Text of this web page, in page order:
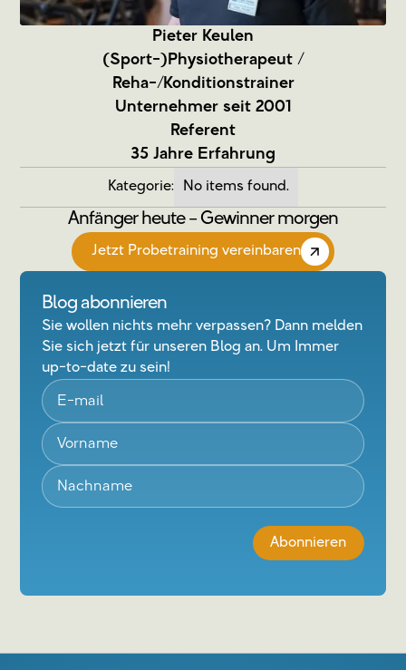
Pieter Keulen
(Sport-)Physiotherapeut /
Reha-/Konditionstrainer
Unternehmer seit 2001
Referent
35 Jahre Erfahrung
Kategorie: No items found.
Anfänger heute – Gewinner morgen
Jetzt Probetraining vereinbaren
Blog abonnieren
Sie wollen nichts mehr verpassen? Dann melden
Sie sich jetzt für unseren Blog an. Um Immer
up-to-date zu sein!